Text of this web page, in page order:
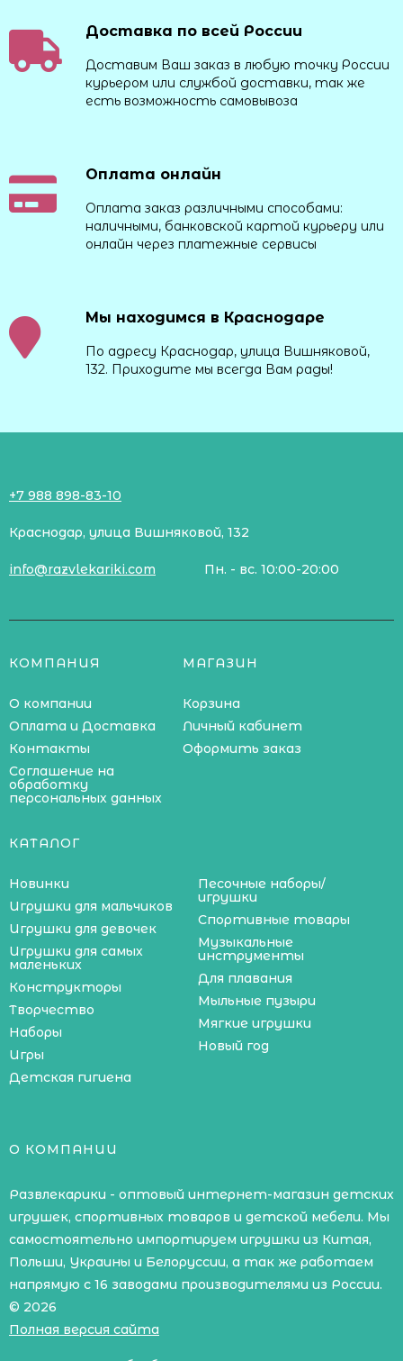
Доставка по всей России
Доставим Ваш заказ в любую точку России
курьером или службой доставки, так же
есть возможность самовывоза
Оплата онлайн
Оплата заказ различными способами:
наличными, банковской картой курьеру или
онлайн через платежные сервисы
Мы находимся в Краснодаре
По адресу Краснодар, улица Вишняковой,
132. Приходите мы всегда Вам рады!
+7 988 898-83-10
Краснодар, улица Вишняковой, 132
info@razvlekariki.com Пн. - вс. 10:00-20:00
КОМПАНИЯ
О компании
Оплата и Доставка
Контакты
Соглашение на
обработку
персональных данных
МАГАЗИН
Корзина
Личный кабинет
Оформить заказ
КАТАЛОГ
Новинки
Игрушки для мальчиков
Игрушки для девочек
Игрушки для самых
маленьких
Конструкторы
Творчество
Наборы
Игры
Детская гигиена
Песочные наборы/
игрушки
Спортивные товары
Музыкальные
инструменты
Для плавания
Мыльные пузыри
Мягкие игрушки
Новый год
О КОМПАНИИ
Развлекарики - оптовый интернет-магазин детских
игрушек, спортивных товаров и детской мебели. Мы
самостоятельно импортируем игрушки из Китая,
Польши, Украины и Белоруссии, а так же работаем
напрямую с 16 заводами производителями из России.
© 2026
Полная версия сайта